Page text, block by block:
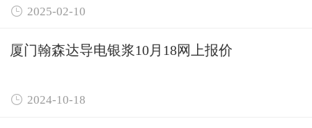
 2025-02-10
厦门翰森达导电银浆10月18网上报价
 2024-10-18